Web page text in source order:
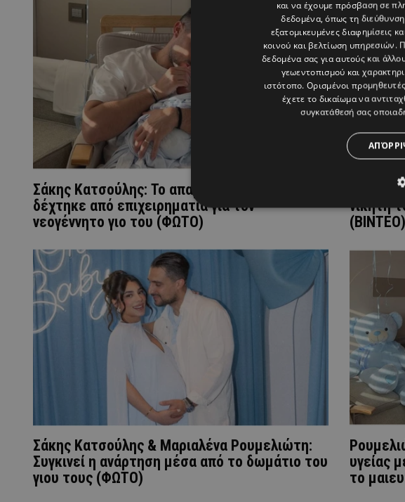
Σάκης Κατσούλης: Το απαράδεκτο μήνυμα που
δέχτηκε από επιχειρηματία για τον
νεογέννητο γιο του (ΦΩΤΟ)
Σάκης
νικητή
(ΒΙΝΤΕΟ)
Σάκης Κατσούλης & Μαριαλένα Ρουμελιώτη:
Συγκινεί η ανάρτηση μέσα από το δωμάτιο του
γιου τους (ΦΩΤΟ)
υγείας
το
και να έχουμε πρόσβαση σε
δεδομένα, όπως τη
εξατομικευμένες διαφημίσεις
κοινού και βελτίωση υπηρεσιών.
δεδομένα σας για αυτούς και
γεωεντοπισμού και
ιστότοπο. Ορισμένοι
έχετε το δικαίωμα να
συγκατάθεσή σας